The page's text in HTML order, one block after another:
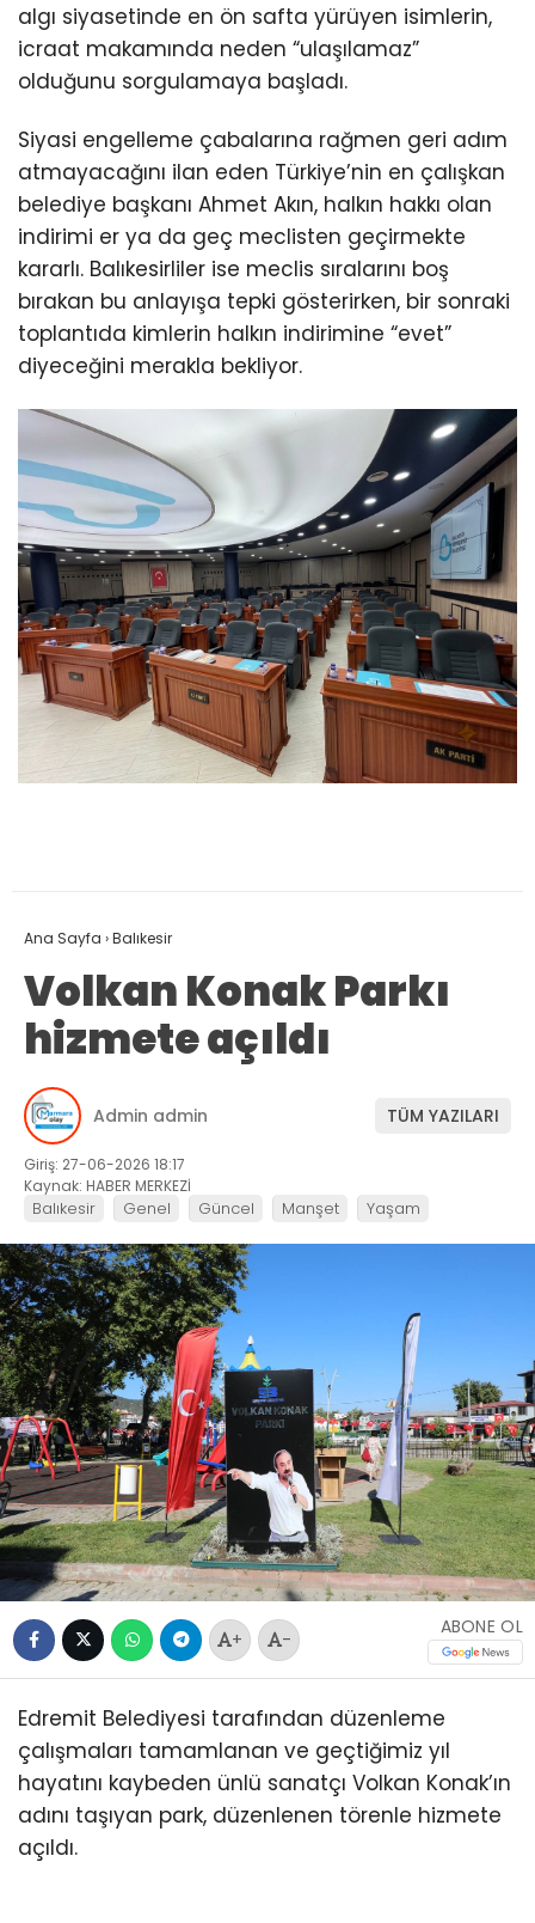
algı siyasetinde en ön safta yürüyen isimlerin,
icraat makamında neden “ulaşılamaz”
olduğunu sorgulamaya başladı.
Siyasi engelleme çabalarına rağmen geri adım
atmayacağını ilan eden Türkiye’nin en çalışkan
belediye başkanı Ahmet Akın, halkın hakkı olan
indirimi er ya da geç meclisten geçirmekte
kararlı. Balıkesirliler ise meclis sıralarını boş
bırakan bu anlayışa tepki gösterirken, bir sonraki
toplantıda kimlerin halkın indirimine “evet”
diyeceğini merakla bekliyor.
Ana Sayfa ›Balıkesir
Volkan Konak Parkı
hizmete açıldı
Admin admin TÜM YAZILARI
Giriş: 27-06-2026 18:17
Kaynak: HABER MERKEZİ
Balıkesir Genel Güncel Manşet Yaşam
+ -
ABONE OL
Edremit Belediyesi tarafından düzenleme
çalışmaları tamamlanan ve geçtiğimiz yıl
hayatını kaybeden ünlü sanatçı Volkan Konak’ın
adını taşıyan park, düzenlenen törenle hizmete
açıldı.